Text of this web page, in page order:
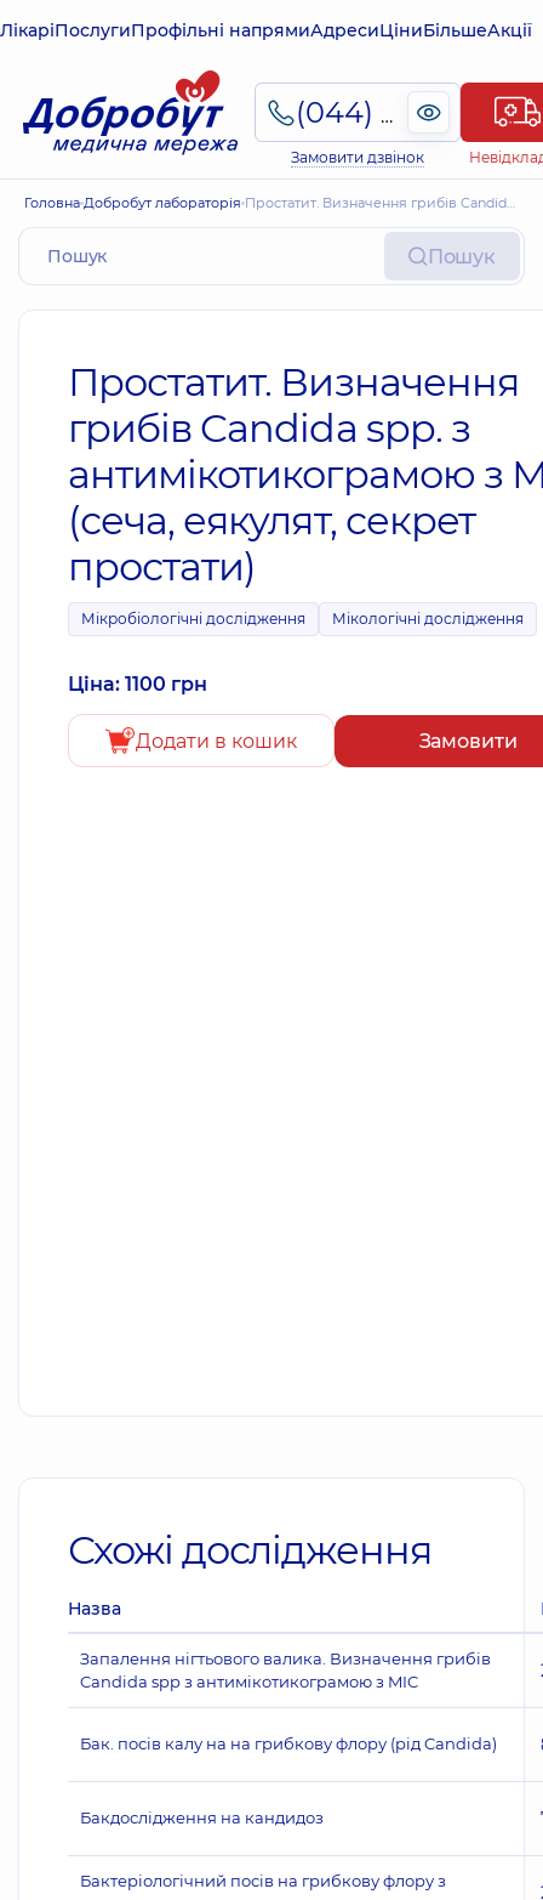
ЛікаріПослугиПрофільні напрямиАдресиЦіниБільшеАкції
(044) 495-2-888
Замовити дзвінок
Головна Добробут лабораторія Простатит. Визначення грибів Candida spp. з антимікотикограмою з МІС (сеча, еякулят, секрет простати)
Пошук
Простатит. Визначення
грибів Candida spp. з
антимікотикограмою з
(сеча, еякулят, секрет
простати)
Мікробіологічні дослідження Мікологічні дослідження
Ціна: 1100 грн
Додати в кошик Замовити
Схожі дослідження
Назва
Запалення нігтьового валика. Визначення грибів
Candida spp з антимікотикограмою з MIC
Бак. посів калу на на грибкову флору (рід Candida)
Бакдослідження на кандидоз
Бактеріологічний посів на грибкову флору з